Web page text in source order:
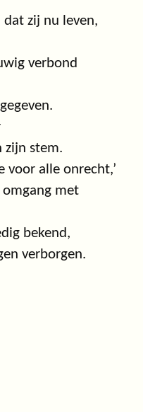
dat zij nu leven,
verbond
zijn stem.
voor alle onrecht,’
omgang met
bekend,
verborgen.